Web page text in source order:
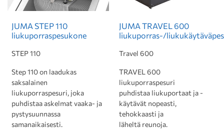
JUMA STEP 110
liukuporraspesukone
STEP 110
Step 110 on laadukas
saksalainen
liukuporraspesuri, joka
puhdistaa askelmat vaaka- ja
pystysuunnassa
samanaikaisesti.
JUMA TRAVEL 600
liukuporras-/
Travel 600
TRAVEL 600
liukuporraspesuri
puhdistaa liukuportaat ja -
käytävät nopeasti,
tehokkaasti ja
läheltä reunoja.